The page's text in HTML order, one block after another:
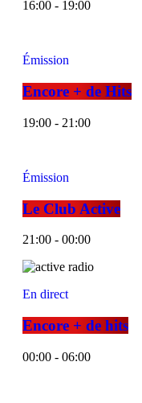
16:00 - 19:00
Émission
Encore + de Hits
19:00 - 21:00
Émission
Le Club Active
21:00 - 00:00
En direct
Encore + de hits
00:00 - 06:00